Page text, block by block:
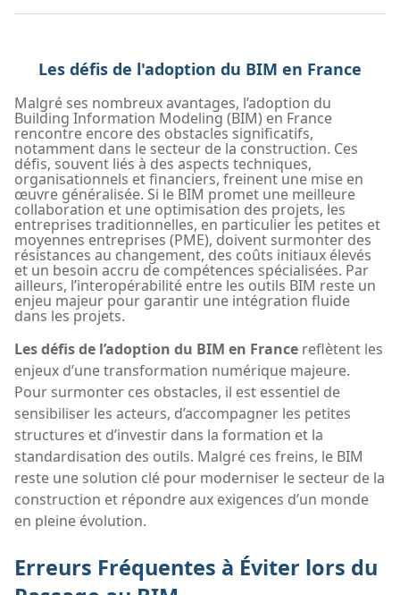
Les défis de l'adoption du BIM en France
Malgré ses nombreux avantages, l’adoption du
Building Information Modeling (BIM) en France
rencontre encore des obstacles significatifs,
notamment dans le secteur de la construction. Ces
défis, souvent liés à des aspects techniques,
organisationnels et financiers, freinent une mise en
œuvre généralisée. Si le BIM promet une meilleure
collaboration et une optimisation des projets, les
entreprises traditionnelles, en particulier les petites et
moyennes entreprises (PME), doivent surmonter des
résistances au changement, des coûts initiaux élevés
et un besoin accru de compétences spécialisées. Par
ailleurs, l’interopérabilité entre les outils BIM reste un
enjeu majeur pour garantir une intégration fluide
dans les projets.
Les défis de l’adoption du BIM en France reflètent les
enjeux d’une transformation numérique majeure.
Pour surmonter ces obstacles, il est essentiel de
sensibiliser les acteurs, d’accompagner les petites
structures et d’investir dans la formation et la
standardisation des outils. Malgré ces freins, le BIM
reste une solution clé pour moderniser le secteur de la
construction et répondre aux exigences d’un monde
en pleine évolution.
Erreurs Fréquentes à Éviter lors du